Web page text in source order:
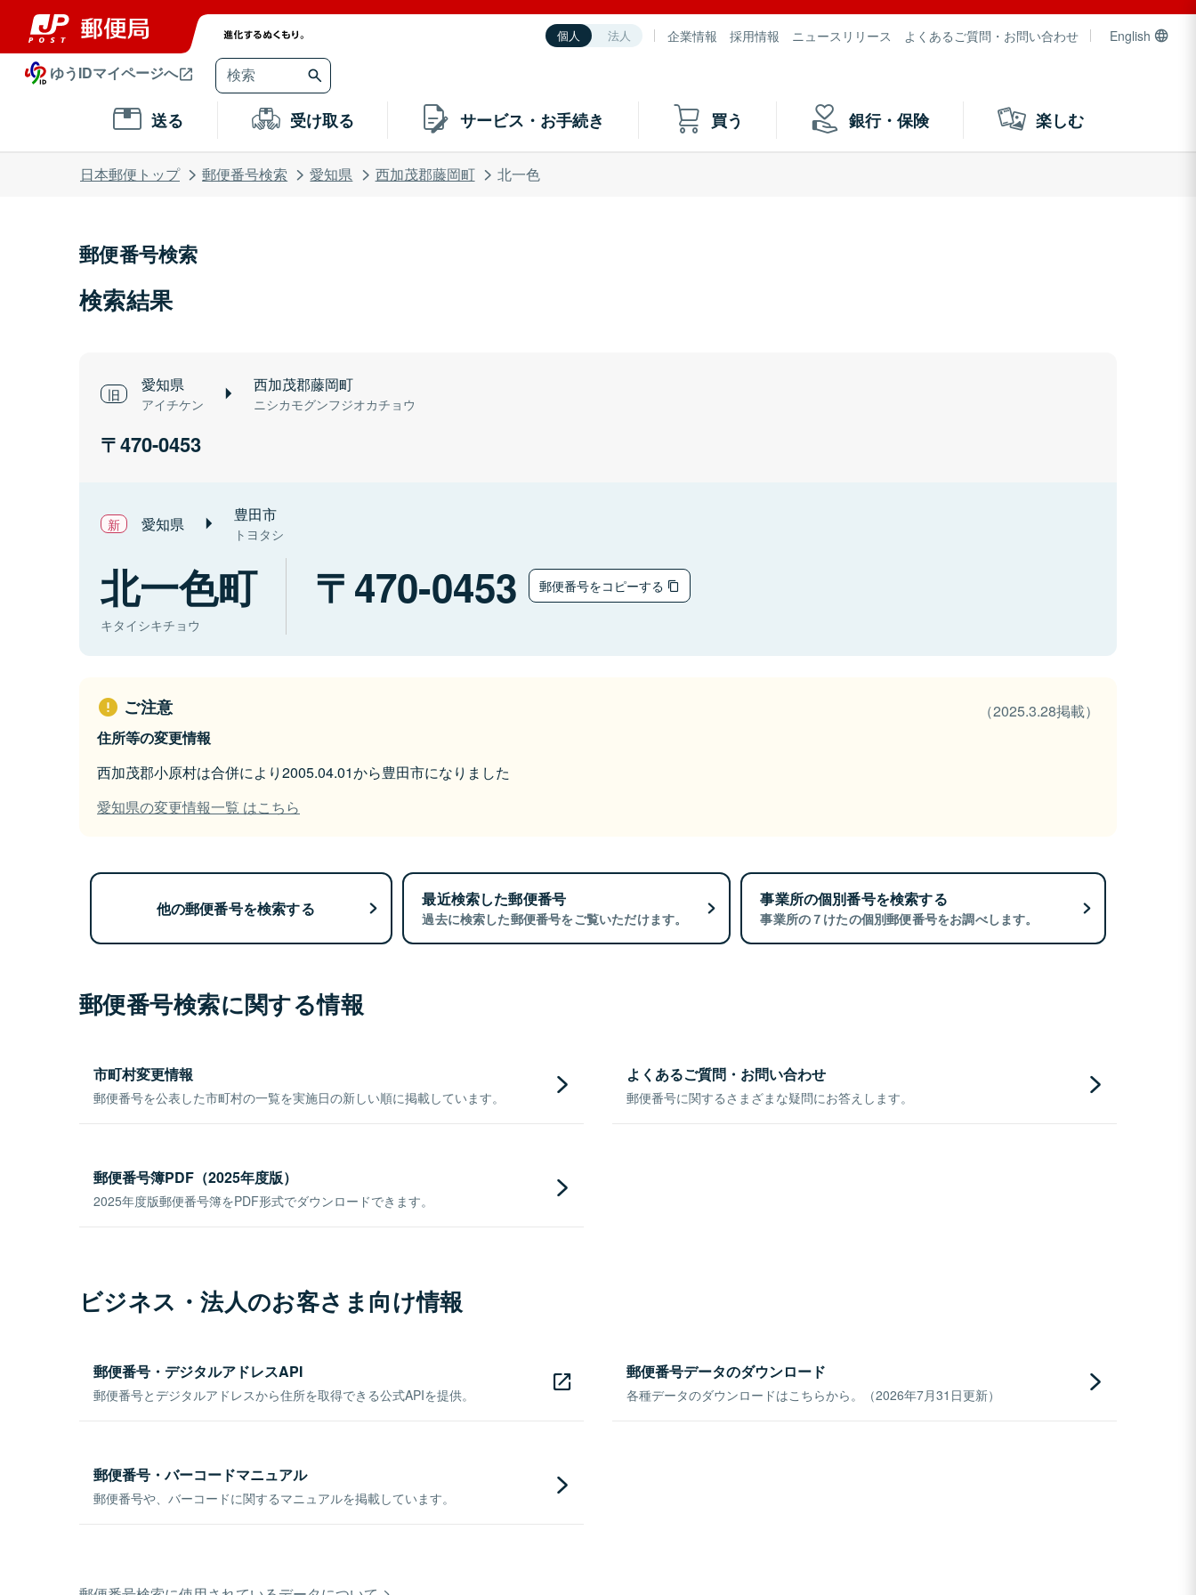
個人 法人 企業情報 採用情報 ニュースリリース よくあるご質問・お問い合わせ English
ゆうIDマイページへ
送る 受け取る サービス・お手続き 買う 銀行・保険 楽しむ
日本郵便トップ 郵便番号検索 愛知県 西加茂郡藤岡町 北一色
郵便番号検索
検索結果
愛知県
アイチケン
西加茂郡藤岡町
ニシカモグンフジオカチョウ
470-0453
愛知県 豊田市
トヨタシ
北一色町
キタイシキチョウ
470-0453 郵便番号をコピーする
ご注意
（2025.3.28掲載）
住所等の変更情報
西加茂郡小原村は合併により2005.04.01から豊田市になりました
愛知県の変更情報一覧 はこちら
他の郵便番号を検索する 最近検索した郵便番号
過去に検索した郵便番号をご覧いただけます。
事業所の個別番号を検索する
事業所の７けたの個別郵便番号をお調べします。
郵便番号検索に関する情報
市町村変更情報
郵便番号を公表した市町村の一覧を実施日の新しい順に掲載しています。
よくあるご質問・お問い合わせ
郵便番号に関するさまざまな疑問にお答えします。
郵便番号簿PDF（2025年度版）
2025年度版郵便番号簿をPDF形式でダウンロードできます。
ビジネス・法人のお客さま向け情報
郵便番号・デジタルアドレスAPI
郵便番号とデジタルアドレスから住所を取得できる公式APIを提供。
郵便番号データのダウンロード
各種データのダウンロードはこちらから。（2026年7月31日更新）
郵便番号・バーコードマニュアル
郵便番号や、バーコードに関するマニュアルを掲載しています。